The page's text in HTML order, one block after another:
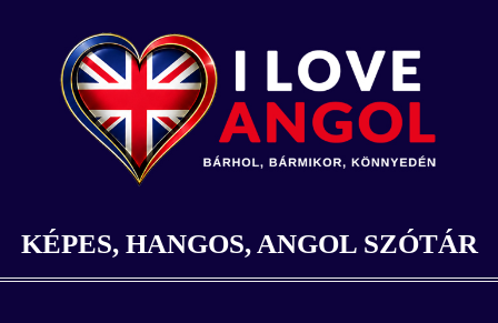
KÉPES, HANGOS, ANGOL SZÓTÁR